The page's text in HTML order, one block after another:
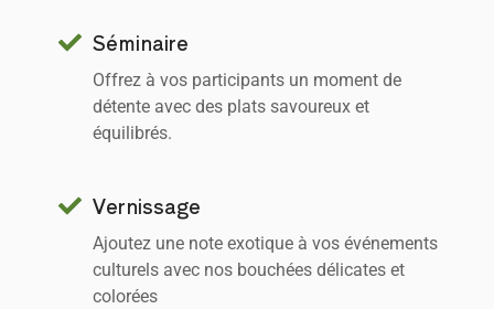
Séminaire
Offrez à vos participants un moment de
détente avec des plats savoureux et
équilibrés.
Vernissage
Ajoutez une note exotique à vos événements
culturels avec nos bouchées délicates et
colorées